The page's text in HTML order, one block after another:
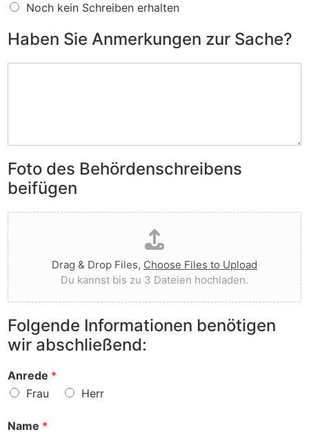
o
ß
w
v
o
r
g
e
w
o
r
f
e
n
?
e
S
l
i
e
t
I
h
n
e
n
v
o
r
?
Noch kein Schreiben erhalten
Haben Sie Anmerkungen zur Sache?
e
A
n
e
r
k
u
n
g
e
n
z
u
S
a
c
e
Foto des Behördenschreibens
beifügen
D
a
t
e
i
h
o
h
l
d
e
n
Drag & Drop Files, Choose Files to Upload
Du kannst bis zu 3 Dateien hochladen.
Folgende Informationen benötigen
wir abschließend:
Anrede *
Frau
Herr
Name *